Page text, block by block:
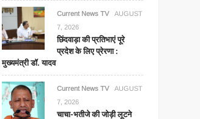
Current News TV
AUGUST
7, 2026
छिंदवाड़ा की प्रतिभाएं पूरे
प्रदेश के लिए प्रेरणा :
मुख्यमंत्री डॉ. यादव
Current News TV
AUGUST
7, 2026
चाचा-भतीजे की जोड़ी लूटने